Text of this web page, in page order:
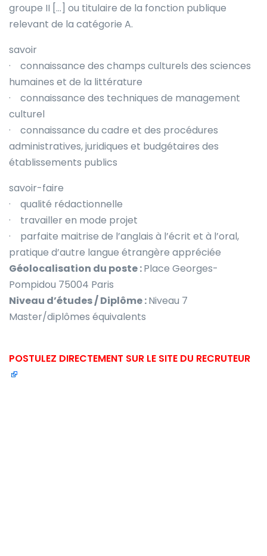
groupe II […] ou titulaire de la fonction publique
relevant de la catégorie A.
savoir
· connaissance des champs culturels des sciences
humaines et de la littérature
· connaissance des techniques de management
culturel
· connaissance du cadre et des procédures
administratives, juridiques et budgétaires des
établissements publics
savoir-faire
· qualité rédactionnelle
· travailler en mode projet
· parfaite maitrise de l’anglais à l’écrit et à l’oral,
pratique d’autre langue étrangère appréciée
Géolocalisation du poste :Place Georges-
Pompidou 75004 Paris
Niveau d’études / Diplôme :Niveau 7
Master/diplômes équivalents
POSTULEZ DIRECTEMENT SUR LE SITE DU RECRUTEUR